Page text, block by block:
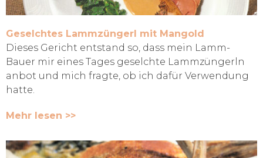
Geselchtes Lammzüngerl mit Mangold
Dieses Gericht entstand so, dass mein Lamm-
Bauer mir eines Tages geselchte Lammzüngerln
anbot und mich fragte, ob ich dafür Verwendung
hatte.
Mehr lesen >>